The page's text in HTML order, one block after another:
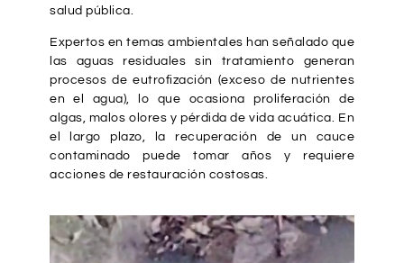
salud pública.
Expertos en temas ambientales han señalado que
las aguas residuales sin tratamiento generan
procesos de eutrofización (exceso de nutrientes
en el agua), lo que ocasiona proliferación de
algas, malos olores y pérdida de vida acuática. En
el largo plazo, la recuperación de un cauce
contaminado puede tomar años y requiere
acciones de restauración costosas.